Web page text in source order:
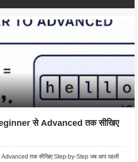
से Advanced तक सीखिए
तक सीखिए Step-by-Step जब आप पहली